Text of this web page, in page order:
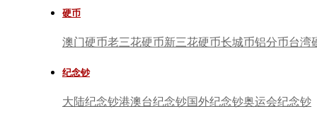
硬币
澳门硬币老三花硬币新三花硬币长城币铝分币台湾
纪念钞
大陆纪念钞港澳台纪念钞国外纪念钞奥运会纪念钞